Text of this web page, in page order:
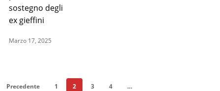
sostegno degli
ex gieffini
Marzo 17, 2025
Precedente 1 2 3 4
…